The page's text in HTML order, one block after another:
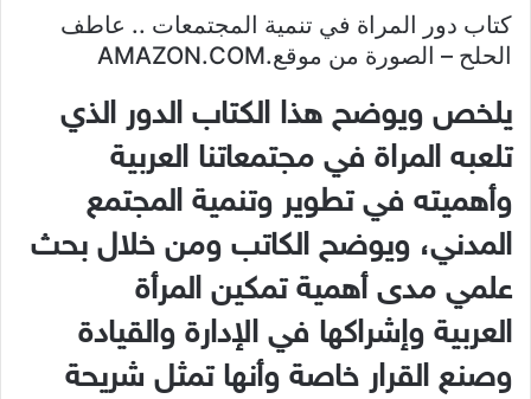
كتاب دور المراة في تنمية المجتمعات .. عاطف
الحلح – الصورة من موقع.AMAZON.COM
يلخص ويوضح هذا الكتاب الدور الذي
تلعبه المراة في مجتمعاتنا العربية
وأهميته في تطوير وتنمية المجتمع
المدني، ويوضح الكاتب ومن خلال بحث
علمي مدى أهمية تمكين المرأة
العربية وإشراكها في الإدارة والقيادة
وصنع القرار خاصة وأنها تمثل شريحة